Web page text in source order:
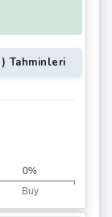
Tahminleri